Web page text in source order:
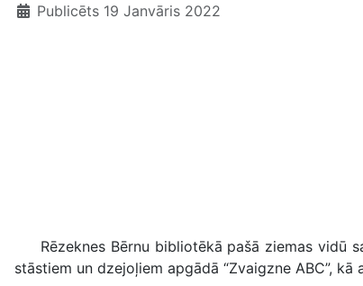
Publicēts 19 Janvāris 2022
Rēzeknes Bērnu bibliotēkā pašā ziemas vidū
stāstiem un dzejoļiem apgādā “Zvaigzne ABC”,